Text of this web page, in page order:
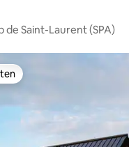
Saint-Laurent (SPA)